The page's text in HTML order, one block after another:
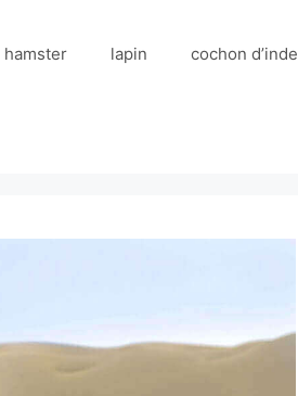
hamster lapin cochon d’inde